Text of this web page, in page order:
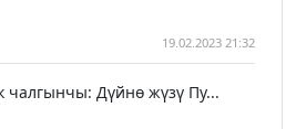
19.02.2023 21:32
Дүйнө жүзү Пу...